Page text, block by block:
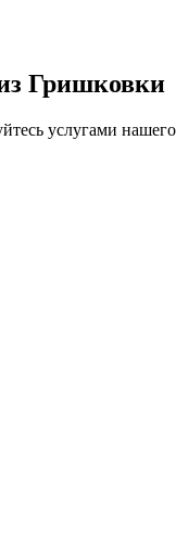
Гришковки
услугами